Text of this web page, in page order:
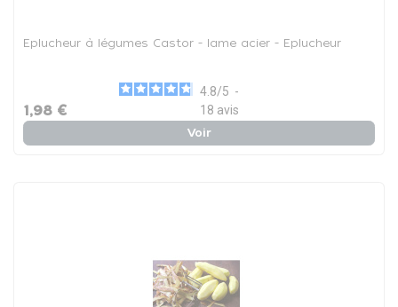
Eplucheur à légumes Castor - lame acier - Eplucheur
4.8/5 -
18 avis
1,98 €
Voir